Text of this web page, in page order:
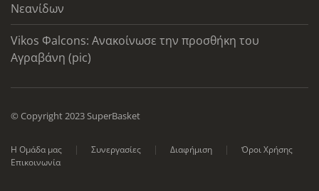
Νεανίδων
Vikos Φalcons: Ανακοίνωσε την προσθήκη του
Αγραβάνη (pic)
© Copyright 2023 SuperBasket
Η Ομάδα μας Συνεργασίες Διαφήμιση
Όροι Χρήσης
Επικοινωνία